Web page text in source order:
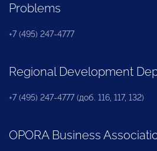
Problems
+7 (495) 247-4777
Regional Development
+7 (495) 247-4777 (доб. 116, 117, 132)
OPORA Business